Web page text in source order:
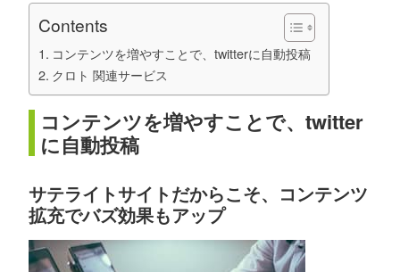
Contents
コンテンツを増やすことで、twitterに自動投稿
クロト 関連サービス
コンテンツを増やすことで、twitter
に自動投稿
サテライトサイトだからこそ、コンテンツ
拡充でバズ効果もアップ